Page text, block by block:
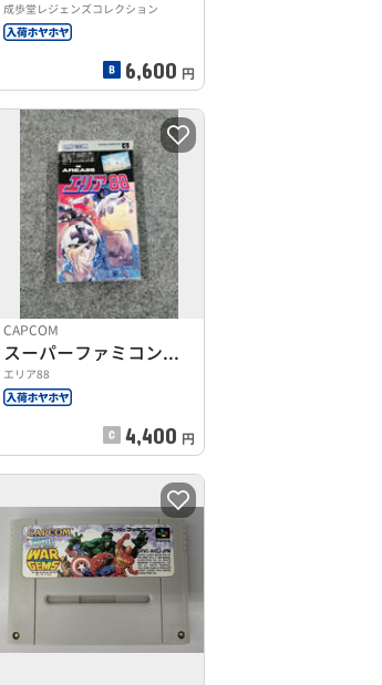
成歩堂レジェンズコレクション
6,600 円
CAPCOM
スーパーファミコンソフト
エリア88
4,400 円